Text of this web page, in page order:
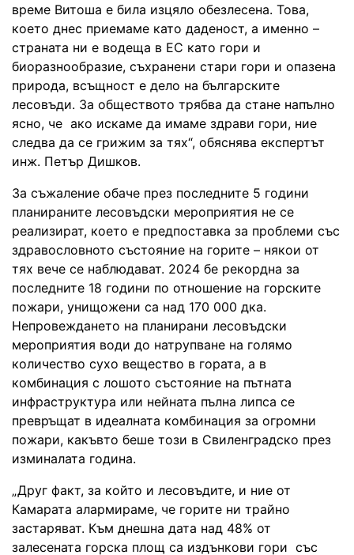
време Витоша е била изцяло обезлесена. Това,
което днес приемаме като даденост, а именно –
страната ни е водеща в ЕС като гори и
биоразнообразие, съхранени стари гори и опазена
природа, всъщност е дело на българските
лесовъди. За обществото трябва да стане напълно
ясно, че ако искаме да имаме здрави гори, ние
следва да се грижим за тях“, обяснява експертът
инж. Петър Дишков.
За съжаление обаче през последните 5 години
планираните лесовъдски мероприятия не се
реализират, което е предпоставка за проблеми със
здравословното състояние на горите – някои от
тях вече се наблюдават. 2024 бе рекордна за
последните 18 години по отношение на горските
пожари, унищожени са над 170 000 дка.
Непровеждането на планирани лесовъдски
мероприятия води до натрупване на голямо
количество сухо вещество в гората, а в
комбинация с лошото състояние на пътната
инфраструктура или нейната пълна липса се
превръщат в идеалната комбинация за огромни
пожари, какъвто беше този в Свиленградско през
изминалата година.
„Друг факт, за който и лесовъдите, и ние от
Камарата алармираме, че горите ни трайно
застаряват. Към днешна дата над 48% от
залесената горска площ са издънкови гори със